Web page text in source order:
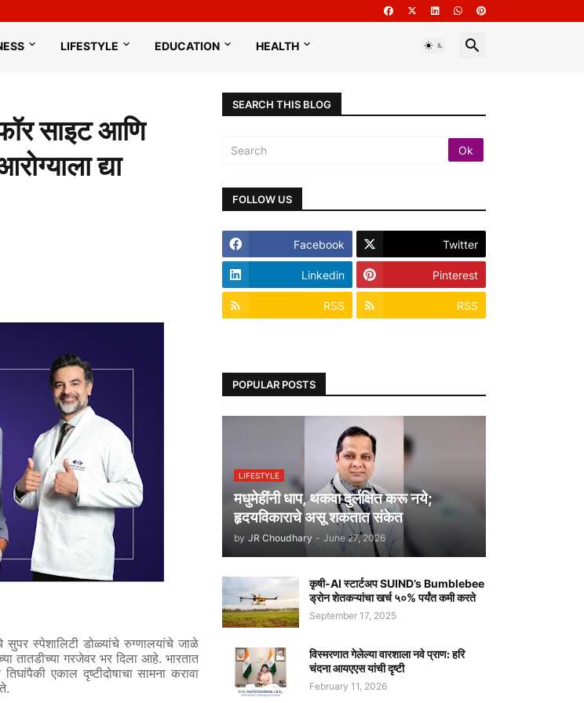
LIFESTYLE EDUCATION HEALTH
साइट आणि
द्या
सुपर स्पेशालिटी डोळ्यांचे रुग्णालयांचे जाळे
तातडीच्या गरजेवर भर दिला आहे. भारतात
तिघांपैकी एकाल दृष्टीदोषाचा सामना करावा
.
SEARCH THIS BLOG
FOLLOW US
Facebook Twitter
Linkedin Pinterest
RSS RSS
POPULAR POSTS
LIFESTYLE
मधुमेहींनी धाप, थकवा दुर्लक्षित करू नये;
हृदयविकाराचे असू शकतात संकेत
by JR Choudhary - June 27, 2026
कृषी-AI स्टार्टअप SUIND’s Bumblebee
ड्रोन शेतकऱ्यांचा खर्च ५०% पर्यंत कमी करते
September 17, 2025
विस्मरणात गेलेल्या वारशाला नवे प्राण: हरि
चंदना आयएएस यांची दृष्टी
February 11, 2026